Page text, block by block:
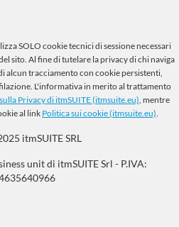
SOLO cookie tecnici di sessione necessari
sito. Al fine di tutelare la privacy di chi naviga
alcun tracciamento con cookie persistenti,
L'informativa in merito al trattamento
Privacy di itmSUITE (itmsuite.eu), mentre
al link Politica sui cookie (itmsuite.eu).
itmSUITE SRL
unit di itmSUITE Srl - P.IVA: